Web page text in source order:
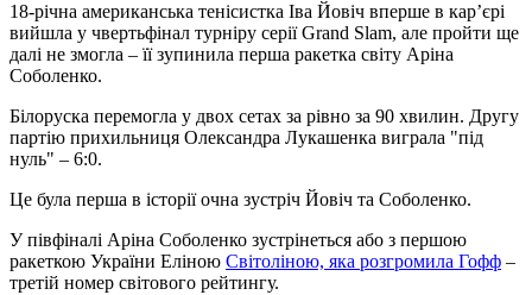
18-річна американська тенісистка Іва Йовіч вперше в кар’єрі
вийшла у чвертьфінал турніру серії Grand Slam, але пройти ще
далі не змогла – її зупинила перша ракетка світу Аріна
Соболенко.
Білоруска перемогла у двох сетах за рівно за 90 хвилин. Другу
партію прихильниця Олександра Лукашенка виграла "під
нуль" – 6:0.
Це була перша в історії очна зустріч Йовіч та Соболенко.
У півфіналі Аріна Соболенко зустрінеться або з першою
ракеткою України Еліною Світоліною, яка розгромила Гофф –
третій номер світового рейтингу.